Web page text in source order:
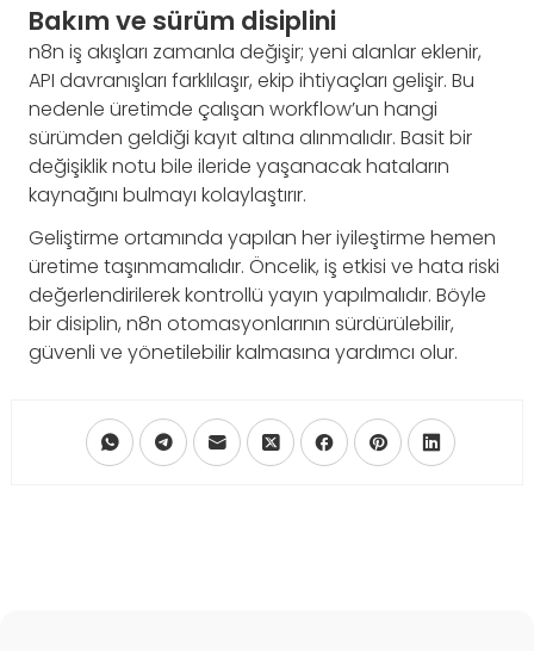
Bakım ve sürüm disiplini
n8n iş akışları zamanla değişir; yeni alanlar eklenir,
API davranışları farklılaşır, ekip ihtiyaçları gelişir. Bu
nedenle üretimde çalışan workflow’un hangi
sürümden geldiği kayıt altına alınmalıdır. Basit bir
değişiklik notu bile ileride yaşanacak hataların
kaynağını bulmayı kolaylaştırır.
Geliştirme ortamında yapılan her iyileştirme hemen
üretime taşınmamalıdır. Öncelik, iş etkisi ve hata riski
değerlendirilerek kontrollü yayın yapılmalıdır. Böyle
bir disiplin, n8n otomasyonlarının sürdürülebilir,
güvenli ve yönetilebilir kalmasına yardımcı olur.